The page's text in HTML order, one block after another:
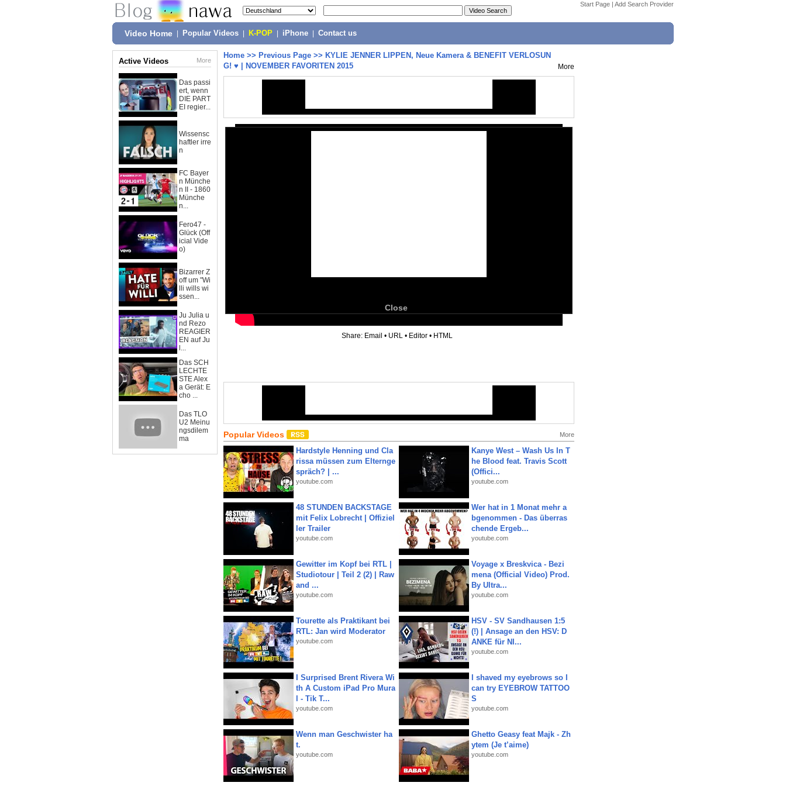
Start Page | Add Search Provider
Video Home Popular Videos K-POP iPhone Contact us
Active Videos More
Das passi
ert, wenn
DIE PART
EI regier...
Wissensc
haftler irre
n
FC Bayer
n Münche
n II - 1860
Münche
n...
Fero47 -
Glück (Off
icial Vide
o)
Bizarrer Z
off um "Wi
lli wills wi
ssen...
Ju Julia u
nd Rezo
REAGIER
EN auf Ju
l...
Das SCH
LECHTE
STE Alex
a Gerät: E
cho ...
Das TLO
U2 Meinu
ngsdilem
ma
Home >> Previous Page >> KYLIE JENNER LIPPEN, Neue Kamera & BENEFIT VERLOSUN
G! ♥ | NOVEMBER FAVORITEN 2015
More
Close
Share: Email • URL • Editor • HTML
Popular Videos More
Hardstyle Henning und Cla
rissa müssen zum Elternge
spräch? | ...
youtube.com
Kanye West – Wash Us In T
he Blood feat. Travis Scott
(Offici...
youtube.com
48 STUNDEN BACKSTAGE
mit Felix Lobrecht | Offiziel
ler Trailer
youtube.com
Wer hat in 1 Monat mehr a
bgenommen - Das überras
chende Ergeb...
youtube.com
Gewitter im Kopf bei RTL |
Studiotour | Teil 2 (2) | Raw
and ...
youtube.com
Voyage x Breskvica - Bezi
mena (Official Video) Prod.
By Ultra...
youtube.com
Tourette als Praktikant bei
RTL: Jan wird Moderator
youtube.com
HSV - SV Sandhausen 1:5
(!) | Ansage an den HSV: D
ANKE für NI...
youtube.com
I Surprised Brent Rivera Wi
th A Custom iPad Pro Mura
l - Tik T...
youtube.com
I shaved my eyebrows so I
can try EYEBROW TATTOO
S
youtube.com
Wenn man Geschwister ha
t.
youtube.com
Ghetto Geasy feat Majk - Zh
ytem (Je t’aime)
youtube.com